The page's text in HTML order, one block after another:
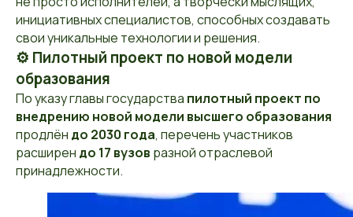
инициативных специалистов, способных создавать
свои уникальные технологии и решения.
⚙️ Пилотный проект по новой модели
образования
По указу главы государства пилотный проект по
внедрению новой модели высшего образования
продлён до 2030 года, перечень участников
расширен до 17 вузов разной отраслевой
принадлежности.